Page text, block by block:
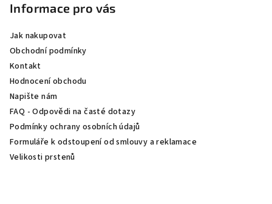
Informace pro vás
Jak nakupovat
Obchodní podmínky
Kontakt
Hodnocení obchodu
Napište nám
FAQ - Odpovědi na časté dotazy
Podmínky ochrany osobních údajů
Formuláře k odstoupení od smlouvy a reklamace
Velikosti prstenů